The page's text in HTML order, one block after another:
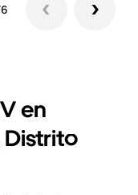
en
Distrito